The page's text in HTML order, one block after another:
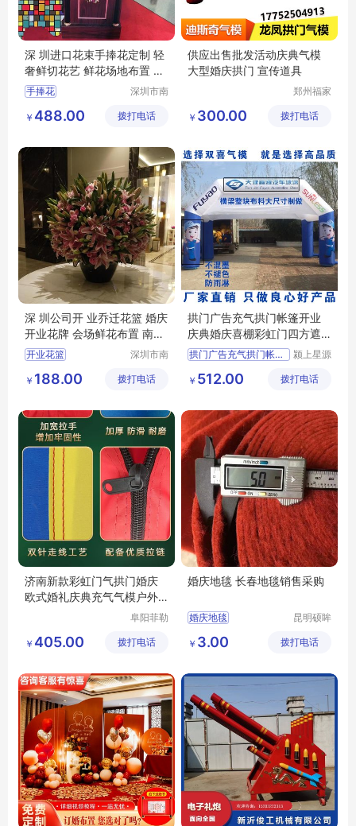
深 圳进口花束手捧花定制 轻
奢鲜切花艺 鲜花场地布置 南
韵竹风
手捧花
深圳市南
观园林有
￥ 488.00 拨打电话
供应出售批发活动庆典气模
大型婚庆拱门 宣传道具
郑州福家
有限公司
￥ 300.00 拨打电话
深 圳公司开 业乔迁花篮 婚庆
开业花牌 会场鲜花布置 南韵
竹风
开业花篮
深圳市南
观园林有
￥ 188.00 拨打电话
拱门广告充气拱门帐篷开业
庆典婚庆喜棚彩虹门四方遮
阳带篷布气模
拱门广告充气拱门帐篷开业
颍上星源
有限公司
￥ 512.00 拨打电话
济南新款彩虹门气拱门婚庆
欧式婚礼庆典充气气模户外
阜阳菲勒
公司
￥ 405.00 拨打电话
婚庆地毯 长春地毯销售采购
婚庆地毯
昆明硕眸
限公司
￥ 3.00 拨打电话